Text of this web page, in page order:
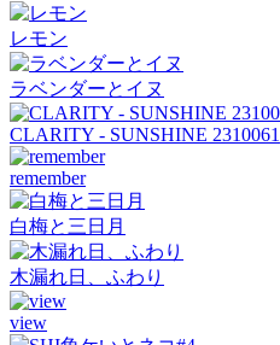
レモン
ラベンダーとイヌ
CLARITY - SUNSHINE 2310061
remember
白梅と三日月
木漏れ日、ふわり
view